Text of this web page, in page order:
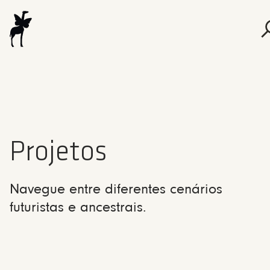
Projetos
Navegue entre diferentes cenários
futuristas e ancestrais.